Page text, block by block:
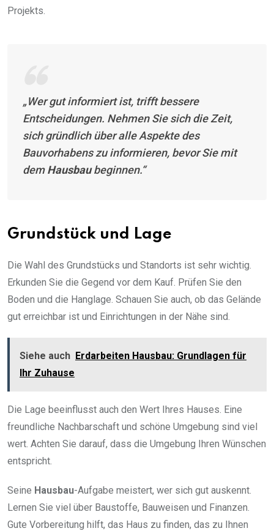
Projekts.
„Wer gut informiert ist, trifft bessere
Entscheidungen. Nehmen Sie sich die Zeit,
sich gründlich über alle Aspekte des
Bauvorhabens zu informieren, bevor Sie mit
demHausbaubeginnen.“
Grundstück und Lage
Die Wahl des Grundstücks und Standorts ist sehr wichtig.
Erkunden Sie die Gegend vor dem Kauf. Prüfen Sie den
Boden und die Hanglage. Schauen Sie auch, ob das Gelände
gut erreichbar ist und Einrichtungen in der Nähe sind.
Siehe auch Erdarbeiten Hausbau: Grundlagen für
Ihr Zuhause
Die Lage beeinflusst auch den Wert Ihres Hauses. Eine
freundliche Nachbarschaft und schöne Umgebung sind viel
wert. Achten Sie darauf, dass die Umgebung Ihren Wünschen
entspricht.
Seine Hausbau-Aufgabe meistert, wer sich gut auskennt.
Lernen Sie viel über Baustoffe, Bauweisen und Finanzen.
Gute Vorbereitung hilft, das Haus zu finden, das zu Ihnen